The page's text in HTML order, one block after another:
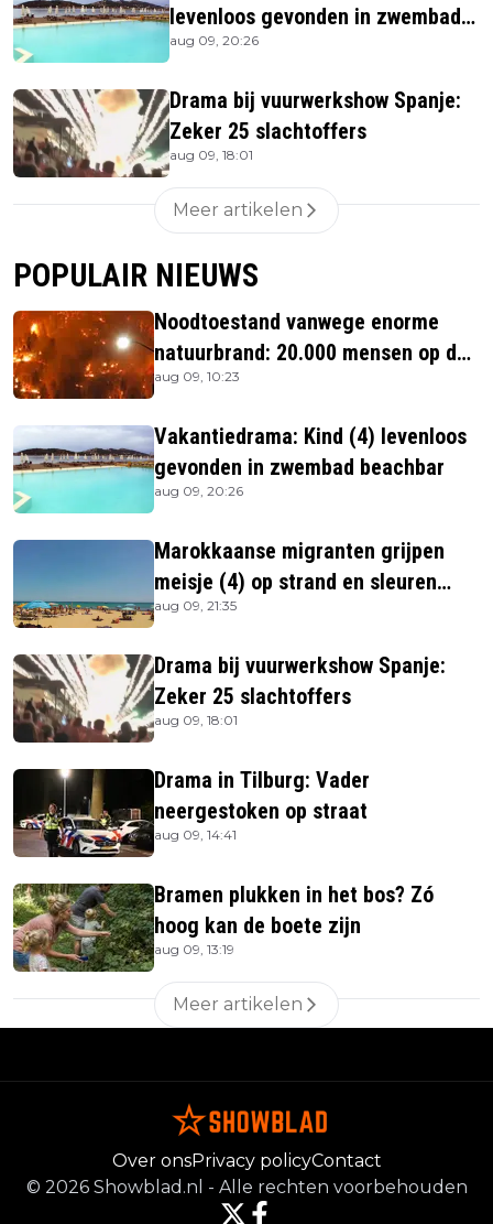
levenloos gevonden in zwembad
beachbar
aug 09, 20:26
Drama bij vuurwerkshow Spanje:
Zeker 25 slachtoffers
aug 09, 18:01
Meer artikelen
POPULAIR NIEUWS
Noodtoestand vanwege enorme
natuurbrand: 20.000 mensen op de
vlucht
aug 09, 10:23
Vakantiedrama: Kind (4) levenloos
gevonden in zwembad beachbar
aug 09, 20:26
Marokkaanse migranten grijpen
meisje (4) op strand en sleuren
haar in zee
aug 09, 21:35
Drama bij vuurwerkshow Spanje:
Zeker 25 slachtoffers
aug 09, 18:01
Drama in Tilburg: Vader
neergestoken op straat
aug 09, 14:41
Bramen plukken in het bos? Zó
hoog kan de boete zijn
aug 09, 13:19
Meer artikelen
Over onsPrivacy policyContact
© 2026 Showblad.nl - Alle rechten voorbehouden